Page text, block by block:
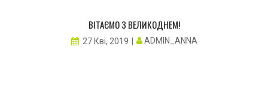
ВІТАЄМО З ВЕЛИКОДНЕМ!
27 Кві, 2019 ADMIN_ANNA